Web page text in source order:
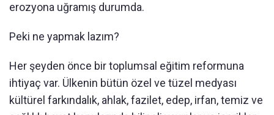
erozyona uğramış durumda.
Peki ne yapmak lazım?
Her şeyden önce bir toplumsal eğitim reformuna
ihtiyaç var. Ülkenin bütün özel ve tüzel medyası
kültürel farkındalık, ahlak, fazilet, edep, irfan, temiz ve